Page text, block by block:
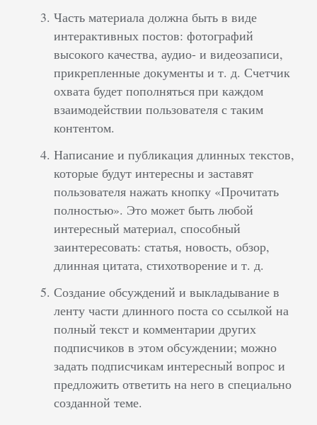
Часть материала должна быть в виде
интерактивных постов: фотографий
высокого качества, аудио- и видеозаписи,
прикрепленные документы и т. д. Счетчик
охвата будет пополняться при каждом
взаимодействии пользователя с таким
контентом.
Написание и публикация длинных текстов,
которые будут интересны и заставят
пользователя нажать кнопку «Прочитать
полностью». Это может быть любой
интересный материал, способный
заинтересовать: статья, новость, обзор,
длинная цитата, стихотворение и т. д.
Создание обсуждений и выкладывание в
ленту части длинного поста со ссылкой на
полный текст и комментарии других
подписчиков в этом обсуждении; можно
задать подписчикам интересный вопрос и
предложить ответить на него в специально
созданной теме.